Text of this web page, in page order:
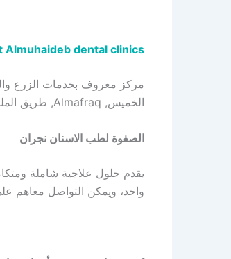
Almuhaideb dental clinics
مركز معروف بخدمات الزرع
الخميس, Almafraq, طريق الملك سعود, Najran Saudi Arabia.
الصفوة لطب الاسنان نجران
يقدم حلول علاجية شاملة
واحد، ويمكن التواصل معاهم على رقم